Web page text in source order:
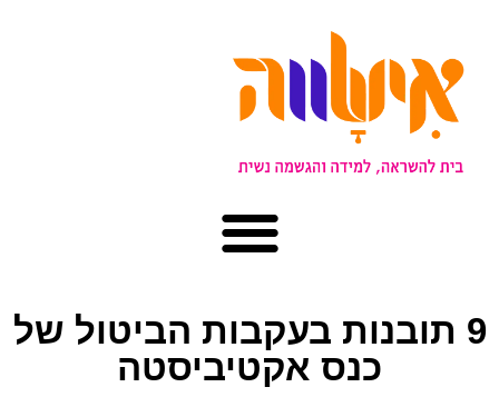
9 תובנות בעקבות הביטול של
כנס אקטיביסטה